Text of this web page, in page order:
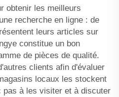
obtenir les meilleurs
recherche en ligne : de
leurs articles sur
constitue un bon
de pièces de qualité.
clients afin d'évaluer
locaux les stockent
pas à les visiter et à discuter